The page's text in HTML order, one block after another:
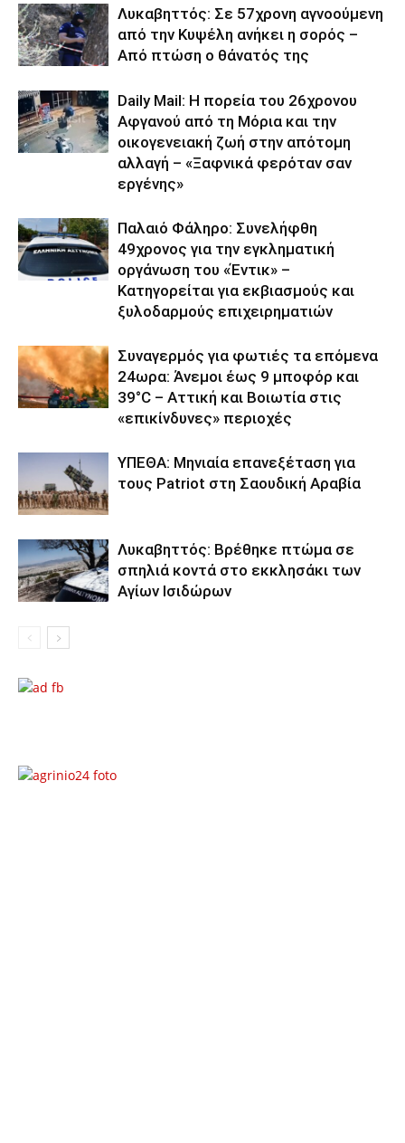
Λυκαβηττός: Σε 57χρονη αγνοούμενη
από την Κυψέλη ανήκει η σορός –
Από πτώση ο θάνατός της
Daily Mail: Η πορεία του 26χρονου
Αφγανού από τη Μόρια και την
οικογενειακή ζωή στην απότομη
αλλαγή – «Ξαφνικά φερόταν σαν
εργένης»
Παλαιό Φάληρο: Συνελήφθη
49χρονος για την εγκληματική
οργάνωση του «Έντικ» –
Κατηγορείται για εκβιασμούς και
ξυλοδαρμούς επιχειρηματιών
Συναγερμός για φωτιές τα επόμενα
24ωρα: Άνεμοι έως 9 μποφόρ και
39°C – Αττική και Βοιωτία στις
«επικίνδυνες» περιοχές
ΥΠΕΘΑ: Μηνιαία επανεξέταση για
τους Patriot στη Σαουδική Αραβία
Λυκαβηττός: Βρέθηκε πτώμα σε
σπηλιά κοντά στο εκκλησάκι των
Αγίων Ισιδώρων